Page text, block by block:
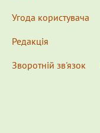
Угода користувача
Редакція
Зворотній зв'язок